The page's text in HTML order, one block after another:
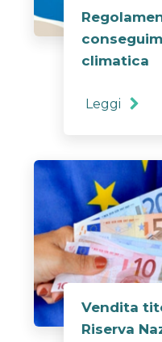
climatica
Leggi
Vendita
Riserva